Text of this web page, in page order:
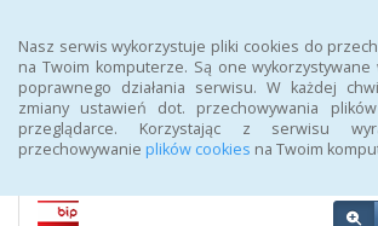
Nasz serwis wykorzystuje pliki cookies do
na Twoim komputerze. Są one
poprawnego działania serwisu. W każdej
zmiany ustawień dot. przechowywania
przeglądarce. Korzystając z serwisu
przechowywanie plików cookies na Twoim
Biuletyn Informacji Publicznej 107 Szpitala
Przychodnią SPZOZ w Wałczu